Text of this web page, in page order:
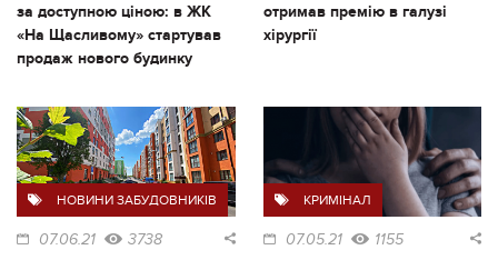
за доступною ціною: в ЖК
«На Щасливому» стартував
продаж нового будинку
отримав премію в галузі
хірургії
НОВИНИ ЗАБУДОВНИКІВ
07.06.21 3738
КРИМІНАЛ
07.05.21 1155